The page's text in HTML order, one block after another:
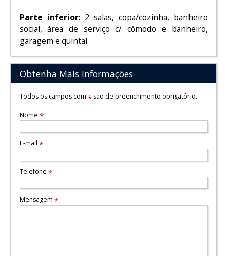
Parte inferior: 2 salas, copa/cozinha, banheiro
social, área de serviço c/ cômodo e banheiro,
garagem e quintal.
Obtenha Mais Informações
Todos os campos com *são de preenchimento obrigatório.
Nome *
E-mail *
Telefone *
Mensagem *